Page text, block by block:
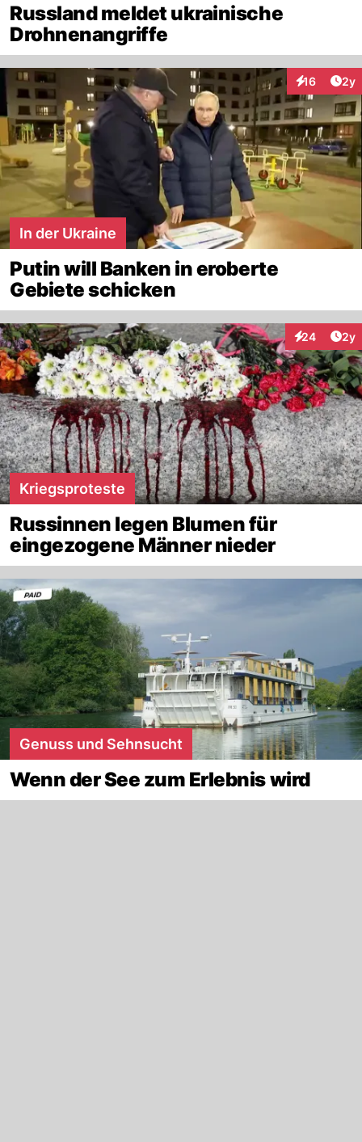
Russland meldet ukrainische
Drohnenangriffe
16 2y
In der Ukraine
Putin will Banken in eroberte
Gebiete schicken
24
Interaktionen
2y
Kriegsproteste
Russinnen legen Blumen für
eingezogene Männer nieder
Genuss und Sehnsucht
Wenn der See zum Erlebnis wird